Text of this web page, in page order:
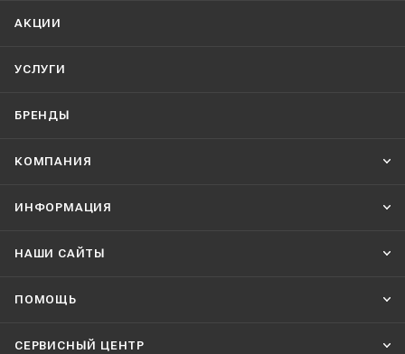
АКЦИИ
УСЛУГИ
БРЕНДЫ
КОМПАНИЯ
ИНФОРМАЦИЯ
НАШИ CАЙТЫ
ПОМОЩЬ
СЕРВИСНЫЙ ЦЕНТР